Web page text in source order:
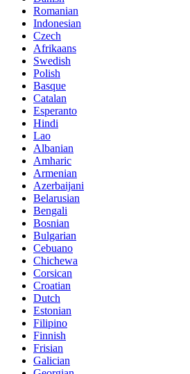
Romanian
Indonesian
Czech
Afrikaans
Swedish
Polish
Basque
Catalan
Esperanto
Hindi
Lao
Albanian
Amharic
Armenian
Azerbaijani
Belarusian
Bengali
Bosnian
Bulgarian
Cebuano
Chichewa
Corsican
Croatian
Dutch
Estonian
Filipino
Finnish
Frisian
Galician